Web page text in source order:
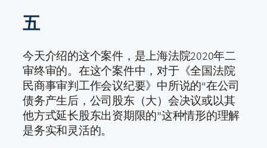
五
今天介绍的这个案件，是上海法院2020年二
审终审的。在这个案件中，对于《全国法院
民商事审判工作会议纪要》中所说的“在公司
债务产生后，公司股东（大）会决议或以其
他方式延长股东出资期限的”这种情形的理解
是务实和灵活的。